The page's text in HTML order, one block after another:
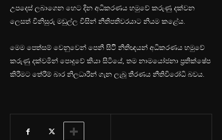
උපදෙස් ලබාගෙන හෙට දින අධිකරණය හමුවේ කරුණු දක්වන
ලෙසත් විනිසුරු මඩුල්ල විසින් නීතිපතිවරයාට නියම කළේය.
මෙම පෙත්සම් වෙනුවෙන් පෙනී සිටිි නීතිඥයන් අධිකරණය හමුවේ
කරුණු දක්වමින් පොදුවේ කියා සිටියේ, තම නාමයෝජනා ප්‍රතික්ෂේප
කිරීමට තේරීම් බාර නිලධාරීන් ගැන ලැබූ තීරණය නීතිවිරෝධි බවය.